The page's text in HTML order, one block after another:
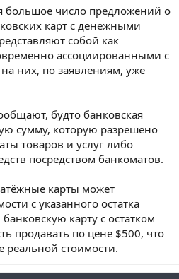
большое число предложений о
карт с денежными
собой как
ассоциированными с
них, по заявлениям, уже
будто банковская
сумму, которую разрешено
товаров и услуг либо
посредством банкоматов.
карты может
с указанного остатка
карту с остатком
продавать по цене $500, что
стоимости.